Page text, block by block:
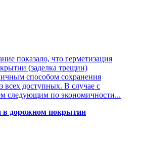
показало, что герметизация
(заделка трещин)
способом сохранения
всех доступных. В случае с
следующим по экономичности...
в дорожном покрытии